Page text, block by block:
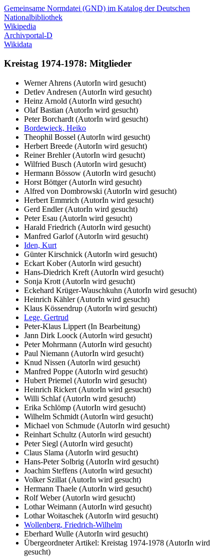
Gemeinsame Normdatei (GND) im Katalog der Deutschen
Nationalbibliothek
Wikipedia
Archivportal-D
Wikidata
Kreistag 1974-1978: Mitglieder
Werner Ahrens (AutorIn wird gesucht)
Detlev Andresen (AutorIn wird gesucht)
Heinz Arnold (AutorIn wird gesucht)
Olaf Bastian (AutorIn wird gesucht)
Peter Borchardt (AutorIn wird gesucht)
Bordewieck, Heiko
Theophil Bossel (AutorIn wird gesucht)
Herbert Breede (AutorIn wird gesucht)
Reiner Brehler (AutorIn wird gesucht)
Wilfried Busch (AutorIn wird gesucht)
Hermann Bössow (AutorIn wird gesucht)
Horst Böttger (AutorIn wird gesucht)
Alfred von Dombrowski (AutorIn wird gesucht)
Herbert Emmrich (AutorIn wird gesucht)
Gerd Endler (AutorIn wird gesucht)
Peter Esau (AutorIn wird gesucht)
Harald Friedrich (AutorIn wird gesucht)
Manfred Garlof (AutorIn wird gesucht)
Iden, Kurt
Günter Kirschnick (AutorIn wird gesucht)
Eckart Kober (AutorIn wird gesucht)
Hans-Diedrich Kreft (AutorIn wird gesucht)
Sonja Krott (AutorIn wird gesucht)
Eckehard Krüger-Wauschkuhn (AutorIn wird gesucht)
Heinrich Kähler (AutorIn wird gesucht)
Klaus Kössendrup (AutorIn wird gesucht)
Lege, Gertrud
Peter-Klaus Lippert (In Bearbeitung)
Jann Dirk Loock (AutorIn wird gesucht)
Peter Mohrmann (AutorIn wird gesucht)
Paul Niemann (AutorIn wird gesucht)
Knud Nissen (AutorIn wird gesucht)
Manfred Poppe (AutorIn wird gesucht)
Hubert Priemel (AutorIn wird gesucht)
Heinrich Rickert (AutorIn wird gesucht)
Willi Schlaf (AutorIn wird gesucht)
Erika Schlömp (AutorIn wird gesucht)
Wilhelm Schmidt (AutorIn wird gesucht)
Michael von Schmude (AutorIn wird gesucht)
Reinhart Schultz (AutorIn wird gesucht)
Peter Siegl (AutorIn wird gesucht)
Claus Slama (AutorIn wird gesucht)
Hans-Peter Solbrig (AutorIn wird gesucht)
Joachim Steffens (AutorIn wird gesucht)
Volker Szillat (AutorIn wird gesucht)
Hermann Thaele (AutorIn wird gesucht)
Rolf Weber (AutorIn wird gesucht)
Lothar Weimann (AutorIn wird gesucht)
Lothar Woitaschek (AutorIn wird gesucht)
Wollenberg, Friedrich-Wilhelm
Eberhard Wulle (AutorIn wird gesucht)
Übergeordneter Artikel: Kreistag 1974-1978 (AutorIn wird
gesucht)